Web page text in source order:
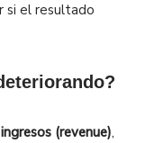
si el resultado
ingresos (revenue),